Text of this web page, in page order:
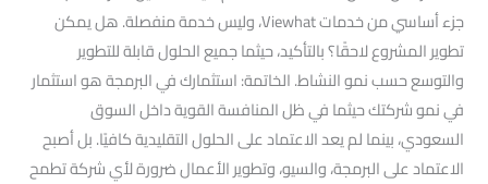
جزء أساسي من خدمات Viewhat، وليس خدمة منفصلة. هل يمكن
تطوير المشروع لاحقًا؟ بالتأكيد، حيثما جميع الحلول قابلة للتطوير
والتوسع حسب نمو النشاط. الخاتمة: استثمارك في البرمجة هو استثمار
في نمو شركتك حيثما في ظل المنافسة القوية داخل السوق
السعودي، بينما لم يعد الاعتماد على الحلول التقليدية كافيًا. بل أصبح
الاعتماد على البرمجة، والسيو، وتطوير الأعمال ضرورة لأي شركة تطمح